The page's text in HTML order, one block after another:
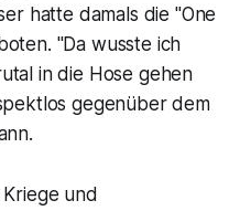
hatte damals die "One
"Da wusste ich
in die Hose gehen
gegenüber dem
und